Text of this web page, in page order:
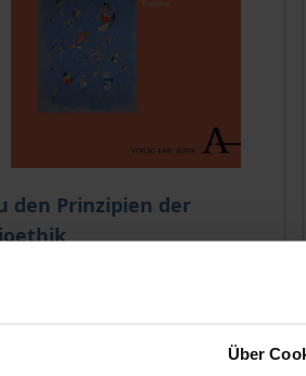
Über
gewählten Produktoption auf der
den Prinzipien der
Preis dieses Titels richtet sich